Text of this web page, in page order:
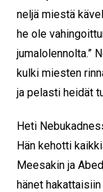
neljä miestä
he ole
jumalolennolta.”
kulki miesten
ja pelasti heidät
Heti
Hän kehotti
Meesakin ja
hänet